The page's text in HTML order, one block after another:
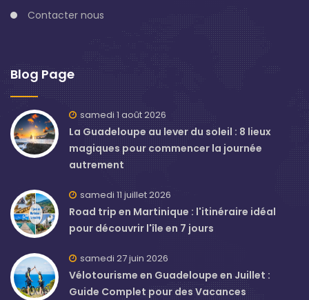
Contacter nous
Blog Page
samedi 1 août 2026
La Guadeloupe au lever du soleil : 8 lieux
magiques pour commencer la journée
autrement
samedi 11 juillet 2026
Road trip en Martinique : l'itinéraire idéal
pour découvrir l'île en 7 jours
samedi 27 juin 2026
Vélotourisme en Guadeloupe en Juillet :
Guide Complet pour des Vacances